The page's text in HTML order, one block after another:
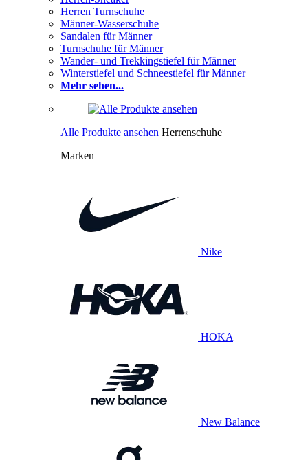
Herren Turnschuhe
Männer-Wasserschuhe
Sandalen für Männer
Turnschuhe für Männer
Wander- und Trekkingstiefel für Männer
Winterstiefel und Schneestiefel für Männer
Mehr sehen...
Alle Produkte ansehen Herrenschuhe
Marken
Nike
HOKA
New Balance